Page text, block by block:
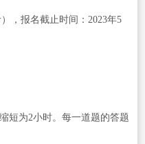
，报名截止时间：2023年5
短为2小时。每一道题的答题